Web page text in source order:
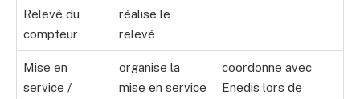
Relevé du
compteur
réalise le
relevé
Mise en
service /
organise la
mise en service
coordonne avec
Enedis lors de